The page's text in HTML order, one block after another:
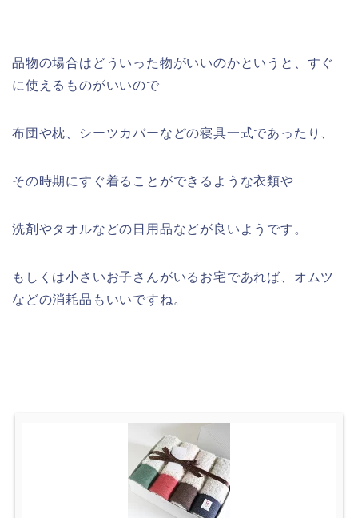
品物の場合はどういった物がいいのかというと、すぐ
に使えるものがいいので
布団や枕、シーツカバーなどの寝具一式であったり、
その時期にすぐ着ることができるような衣類や
洗剤やタオルなどの日用品などが良いようです。
もしくは小さいお子さんがいるお宅であれば、オムツ
などの消耗品もいいですね。